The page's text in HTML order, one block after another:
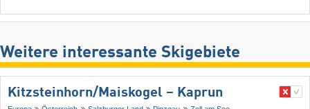
Weitere interessante Skigebiete
Kitzsteinhorn/​Maiskogel – Kaprun